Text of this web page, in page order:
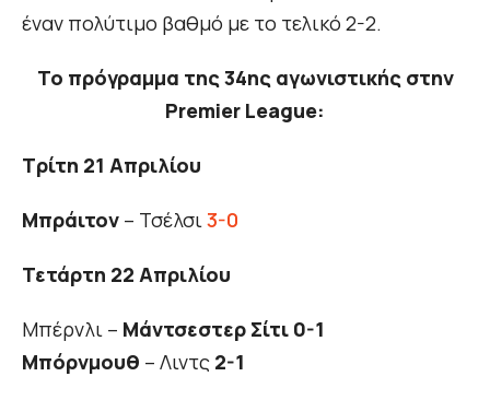
έναν πολύτιμο βαθμό με το τελικό 2-2.
Το πρόγραμμα της 34ης αγωνιστικής στην
Premier League:
Τρίτη 21 Απριλίου
Μπράιτον – Τσέλσι3-0
Τετάρτη 22 Απριλίου
Μπέρνλι – Μάντσεστερ Σίτι 0-1
Μπόρνμουθ – Λιντς 2-1